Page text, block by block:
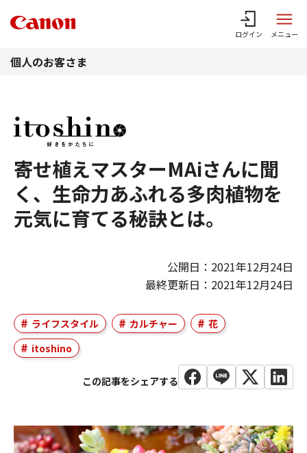
ログイン メニュー
個人のお客さま
寄せ植えマスターMAiさんに聞
く、生命力あふれる多肉植物を
元気に育てる秘訣とは。
公開日：2021年12月24日
最終更新日：2021年12月24日
ライフスタイル カルチャー
花
itoshino